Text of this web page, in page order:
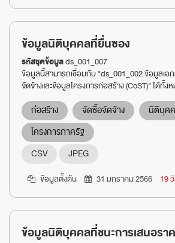
ข้อมูลนิติบุคคลที่ยื่นซอง
รหัสชุดข้อมูลds_001_007
ข้อมูลนี้สามารถเชื่อมกับ "ds_001_002 ข้อมูลเอ
จัดจ้างและข้อมูลโครงการก่อสร้าง (CoST)" ได้ทั้
ก่อสร้าง จัดซื้อจัดจ้าง
นิติบุค
โครงการภาครัฐ
CSV
JPEG
ข้อมูลตั้งต้น 31 มกราคม 2566 19
ข้อมูลนิติบุคคลที่ชนะการเสนอรา